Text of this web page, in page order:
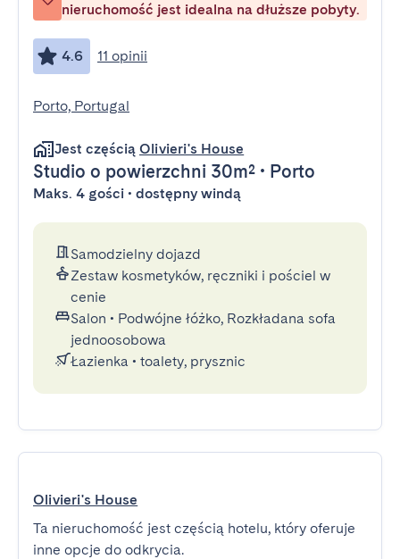
nieruchomość jest idealna na dłuższe pobyty.
4.6 11 opinii
Porto, Portugal
Jest częścią Olivieri's House
Studio o powierzchni 30m² • Porto
Maks. 4 gości • dostępny windą
Samodzielny dojazd
Zestaw kosmetyków, ręczniki i pościel w
cenie
Salon • Podwójne łóżko, Rozkładana sofa
jednoosobowa
Łazienka • toalety, prysznic
Olivieri's House
Ta nieruchomość jest częścią hotelu, który oferuje
inne opcje do odkrycia.